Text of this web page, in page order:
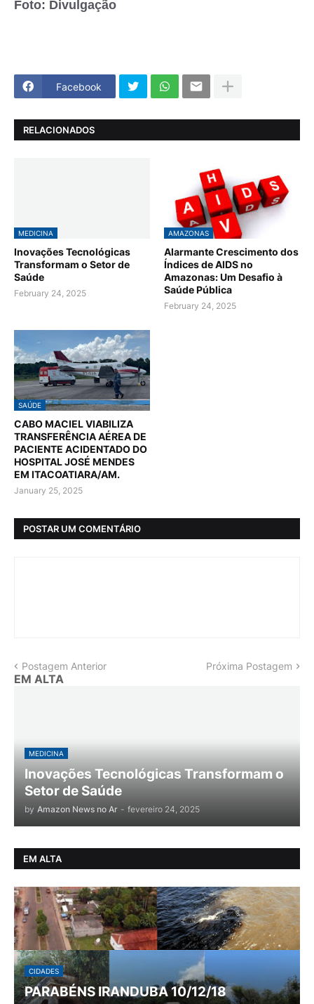
Foto: Divulgação
Facebook
RELACIONADOS
MEDICINA
Inovações Tecnológicas
Transformam o Setor de
Saúde
February 24, 2025
AMAZONAS
Alarmante Crescimento dos
Índices de AIDS no
Amazonas: Um Desafio à
Saúde Pública
February 24, 2025
SAÚDE
CABO MACIEL VIABILIZA
TRANSFERÊNCIA AÉREA DE
PACIENTE ACIDENTADO DO
HOSPITAL JOSÉ MENDES
EM ITACOATIARA/AM.
January 25, 2025
POSTAR UM COMENTÁRIO
Postagem Anterior Próxima Postagem
EM ALTA
MEDICINA
Inovações Tecnológicas Transformam o
Setor de Saúde
by Amazon News no Ar - fevereiro 24, 2025
EM ALTA
CIDADES
PARABÉNS IRANDUBA 10/12/18